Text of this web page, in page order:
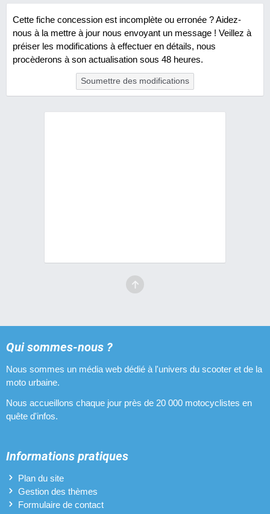
Cette fiche concession est incomplète ou erronée ? Aidez-
nous à la mettre à jour nous envoyant un message ! Veillez à
préiser les modifications à effectuer en détails, nous
procèderons à son actualisation sous 48 heures.
Soumettre des modifications
Qui sommes-nous ?
Nous sommes un média web dédié à l'univers du scooter et de la
moto urbaine.
Nous accueillons chaque jour près de 20 000 motocyclistes en
quête d'infos.
Informations pratiques
Plan du site
Gestion des thèmes
Formulaire de contact